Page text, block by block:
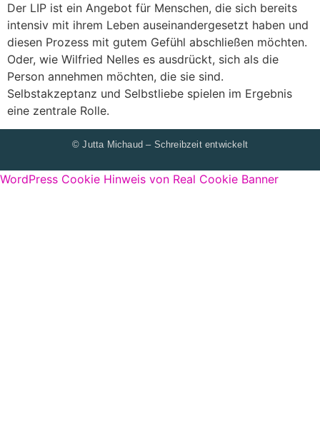
Der LIP ist ein Angebot für Menschen, die sich bereits
intensiv mit ihrem Leben auseinandergesetzt haben und
diesen Prozess mit gutem Gefühl abschließen möchten.
Oder, wie Wilfried Nelles es ausdrückt, sich als die
Person annehmen möchten, die sie sind.
Selbstakzeptanz und Selbstliebe spielen im Ergebnis
eine zentrale Rolle.
© Jutta Michaud – Schreibzeit entwickelt
WordPress Cookie Hinweis von Real Cookie Banner